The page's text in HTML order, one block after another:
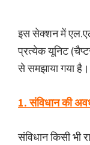
इस सेक्शन में
प्रत्येक यूनिट
से समझाया गया है।
1. संविधान की
संविधान किसी भी